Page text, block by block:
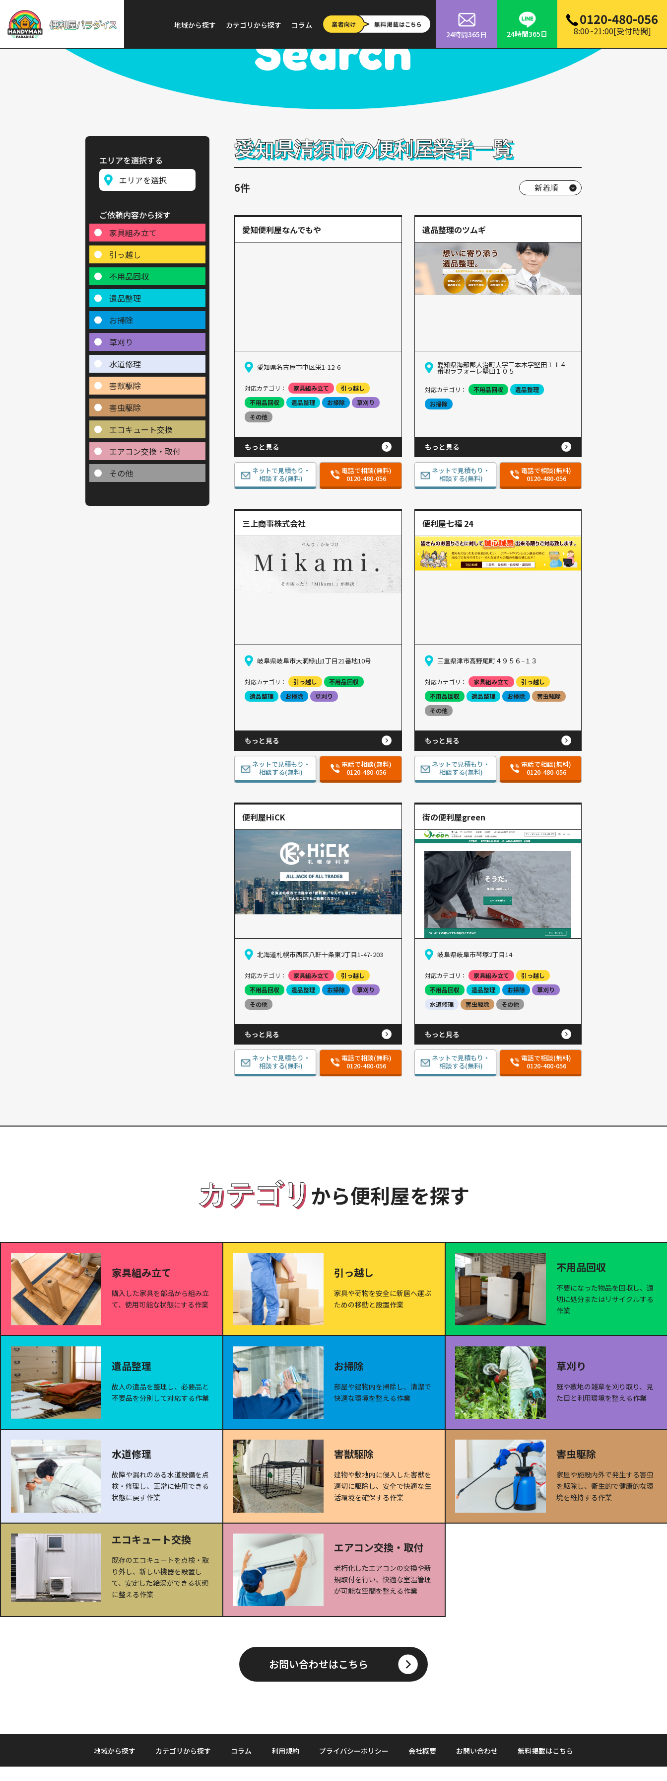
地域から探す カテゴリから探す
コラム
24時間365日
24時間365日
0120-480-056
8:00~21:00[受付時間]
Search
愛知県清須市の便利屋業者一覧
6件
愛知便利屋なんでもや
愛知県名古屋市中区栄1-12-6
対応カテゴリ： 家具組み立て
引っ越し
不用品回収
遺品整理 お掃除
草刈り
その他
もっと見る
ネットで見積もり・
相談する(無料)
電話で相談(無料)
0120-480-056
遺品整理のツムギ
愛知県海部郡大治町大字三本木字堅田１１４
番地ラフォーレ堅田１０５
対応カテゴリ： 不用品回収
遺品整理
お掃除
もっと見る
ネットで見積もり・
相談する(無料)
電話で相談(無料)
0120-480-056
三上商事株式会社
岐阜県岐阜市大洞緑山1丁目21番地10号
対応カテゴリ： 引っ越し
不用品回収
遺品整理
お掃除 草刈り
もっと見る
ネットで見積もり・
相談する(無料)
電話で相談(無料)
0120-480-056
便利屋七福 24
三重県津市高野尾町４９５６−１３
対応カテゴリ： 家具組み立て
引っ越し
不用品回収
遺品整理 お掃除
害虫駆除
その他
もっと見る
ネットで見積もり・
相談する(無料)
電話で相談(無料)
0120-480-056
便利屋HiCK
北海道札幌市西区八軒十条東2丁目1-47-203
対応カテゴリ： 家具組み立て
引っ越し
不用品回収
遺品整理 お掃除
草刈り
その他
もっと見る
ネットで見積もり・
相談する(無料)
電話で相談(無料)
0120-480-056
街の便利屋green
岐阜県岐阜市琴塚2丁目14
対応カテゴリ： 家具組み立て
引っ越し
不用品回収
遺品整理 お掃除
草刈り
水道修理
害虫駆除 その他
もっと見る
ネットで見積もり・
相談する(無料)
電話で相談(無料)
0120-480-056
エリアを選択する
ご依頼内容から探す
家具組み立て
引っ越し
不用品回収
遺品整理
お掃除
草刈り
水道修理
害獣駆除
害虫駆除
エコキュート交換
エアコン交換・取付
その他
カテゴリから便利屋を探す
家具組み立て
購入した家具を部品から組み立
て、使用可能な状態にする作業
引っ越し
家具や荷物を安全に新居へ運ぶ
ための移動と設置作業
不用品回収
不要になった物品を回収し、適
切に処分またはリサイクルする
作業
遺品整理
故人の遺品を整理し、必要品と
不要品を分別して対応する作業
お掃除
部屋や建物内を掃除し、清潔で
快適な環境を整える作業
草刈り
庭や敷地の雑草を刈り取り、見
た目と利用環境を整える作業
水道修理
故障や漏れのある水道設備を点
検・修理し、正常に使用できる
状態に戻す作業
害獣駆除
建物や敷地内に侵入した害獣を
適切に駆除し、安全で快適な生
活環境を確保する作業
害虫駆除
家屋や施設内外で発生する害虫
を駆除し、衛生的で健康的な環
境を維持する作業
エコキュート交換
既存のエコキュートを点検・取
り外し、新しい機器を設置し
て、安定した給湯ができる状態
に整える作業
エアコン交換・取付
老朽化したエアコンの交換や新
規取付を行い、快適な室温管理
が可能な空間を整える作業
お問い合わせはこちら
地域から探す カテゴリから探す コラム 利用規約 プライバシーポリシー 会社概要 お問い合わせ 無料掲載はこちら